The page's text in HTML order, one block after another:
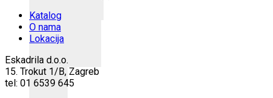
Katalog
O nama
Lokacija
Eskadrila d.o.o.
15. Trokut 1/B, Zagreb
tel: 01 6539 645